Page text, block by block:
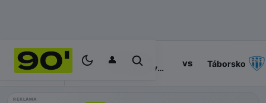
👤
PROGRAM 14:30
Baník
Ostrava
vs Táborsko
REKLAMA